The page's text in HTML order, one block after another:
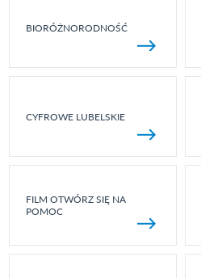
BIORÓŻNORODNOŚĆ
CYFROWE LUBELSKIE
FILM OTWÓRZ SIĘ NA
POMOC